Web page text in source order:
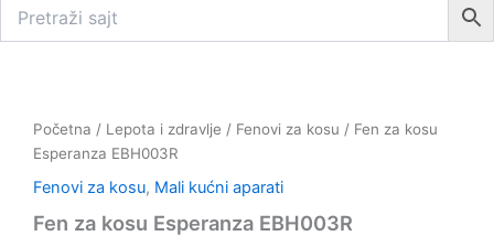
Početna / Lepota i zdravlje / Fenovi za kosu / Fen za kosu
Esperanza EBH003R
Fenovi za kosu, Mali kućni aparati
Fen za kosu Esperanza EBH003R
kosu
Esperanza
EBH003R
količina